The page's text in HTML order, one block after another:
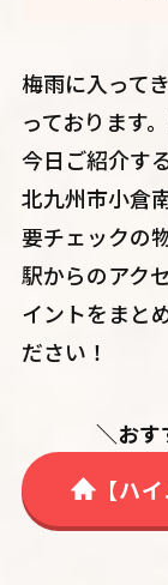
梅雨に入って
っております
今日ご紹介す
北九州市小倉
要チェックの
駅からのアク
イントをまと
ださい！
＼おす
【ハ